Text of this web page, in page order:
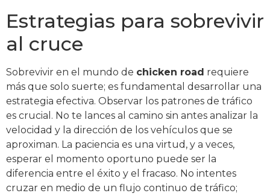
Estrategias para sobrevivir
al cruce
Sobrevivir en el mundo de chicken road requiere
más que solo suerte; es fundamental desarrollar una
estrategia efectiva. Observar los patrones de tráfico
es crucial. No te lances al camino sin antes analizar la
velocidad y la dirección de los vehículos que se
aproximan. La paciencia es una virtud, y a veces,
esperar el momento oportuno puede ser la
diferencia entre el éxito y el fracaso. No intentes
cruzar en medio de un flujo continuo de tráfico;